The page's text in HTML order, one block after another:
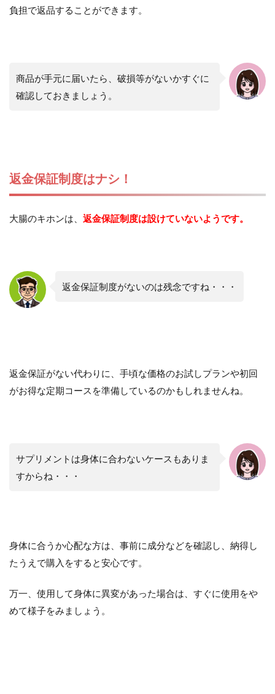
負担で返品することができます。
商品が手元に届いたら、破損等がないかすぐに
確認しておきましょう。
返金保証制度はナシ！
大腸のキホンは、 返金保証制度は設けていないようです。
返金保証制度がないのは残念ですね・・・
返金保証がない代わりに、手頃な価格のお試しプランや初回
がお得な定期コースを準備しているのかもしれませんね。
サプリメントは身体に合わないケースもありま
すからね・・・
身体に合うか心配な方は、事前に成分などを確認し、納得し
たうえで購入をすると安心です。
万一、使用して身体に異変があった場合は、すぐに使用をや
めて様子をみましょう。